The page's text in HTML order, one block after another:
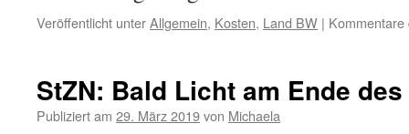
Veröffentlicht unterAllgemein, Kosten, Land BW | Kommentare
StZN: Bald Licht am Ende
Publiziert am 29. März 2019von Michaela